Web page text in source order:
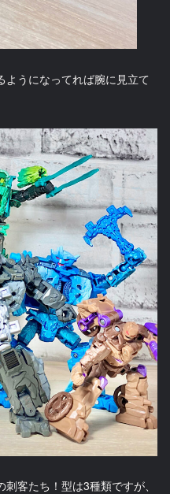
うになってれば腕に見立て
客たち！型は3種類ですが、